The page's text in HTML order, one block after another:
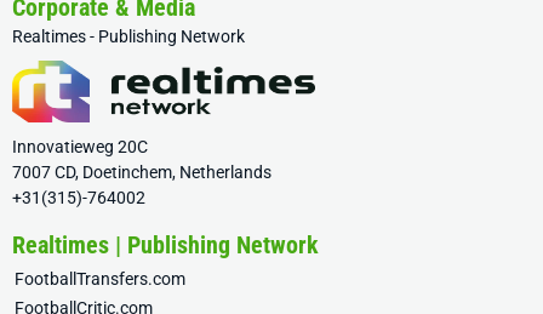
Corporate & Media
Realtimes - Publishing Network
Innovatieweg 20C
7007 CD, Doetinchem, Netherlands
+31(315)-764002
Realtimes | Publishing Network
FootballTransfers.com
FootballCritic.com